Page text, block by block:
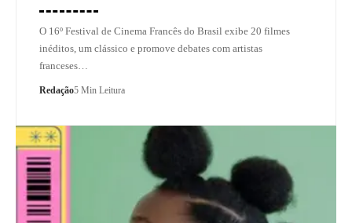
O 16º Festival de Cinema Francês do Brasil exibe 20 filmes
inéditos, um clássico e promove debates com artistas
franceses…
Redação5 Min Leitura